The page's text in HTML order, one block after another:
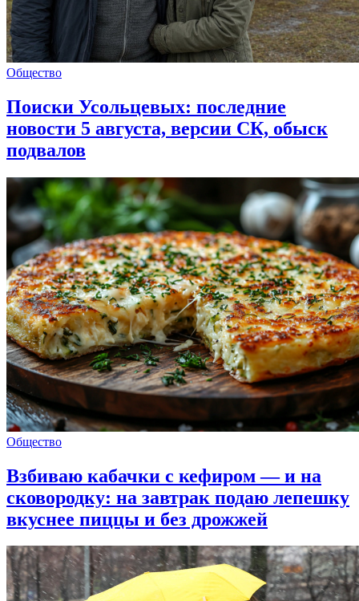
Общество
Поиски Усольцевых: последние
новости 5 августа, версии СК, обыск
подвалов
Общество
Взбиваю кабачки с кефиром — и на
сковородку: на завтрак подаю лепешку
вкуснее пиццы и без дрожжей